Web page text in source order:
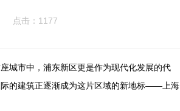
点击：1177
城市中，浦东新区更是作为现代化发展的代
的建筑正逐渐成为这片区域的新地标——上海